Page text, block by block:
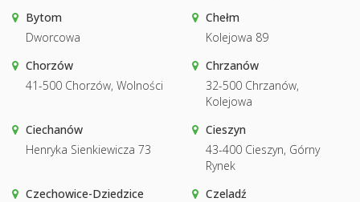
Bytom
Dworcowa
Chełm
Kolejowa 89
Chorzów
41-500 Chorzów, Wolności
Chrzanów
32-500 Chrzanów,
Kolejowa
Ciechanów
Henryka Sienkiewicza 73
Cieszyn
43-400 Cieszyn, Górny
Rynek
Czechowice-Dziedzice
Czeladź